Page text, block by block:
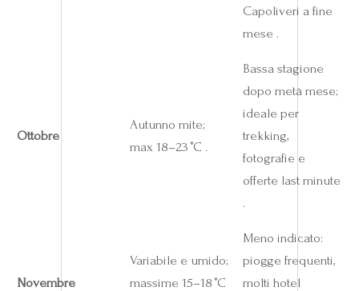
Capoliveri a fine
mese .
Ottobre
Autunno mite;
max 18–23 °C .
Bassa stagione
dopo metà mese;
ideale per
trekking,
fotografie e
offerte last minute
.
Novembre
Variabile e umido;
massime 15–18 °C
Meno indicato:
piogge frequenti,
molti hotel